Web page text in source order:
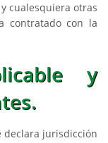
cualesquiera otras
contratado con la
y
declara jurisdicción